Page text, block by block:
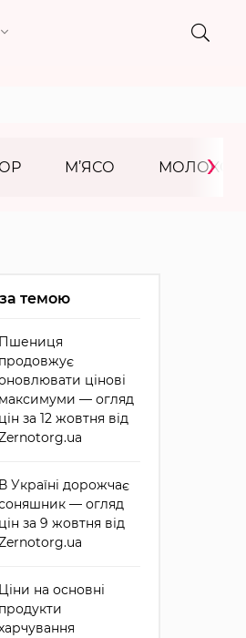
М’ЯСО МОЛОКО
›
темою
Пшениця
продовжує
цінові
максимуми — огляд
цін за 12 жовтня від
В Україні дорожчає
— огляд
цін за 9 жовтня від
Ціни на основні
продукти